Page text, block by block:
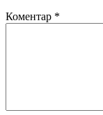
Коментар *